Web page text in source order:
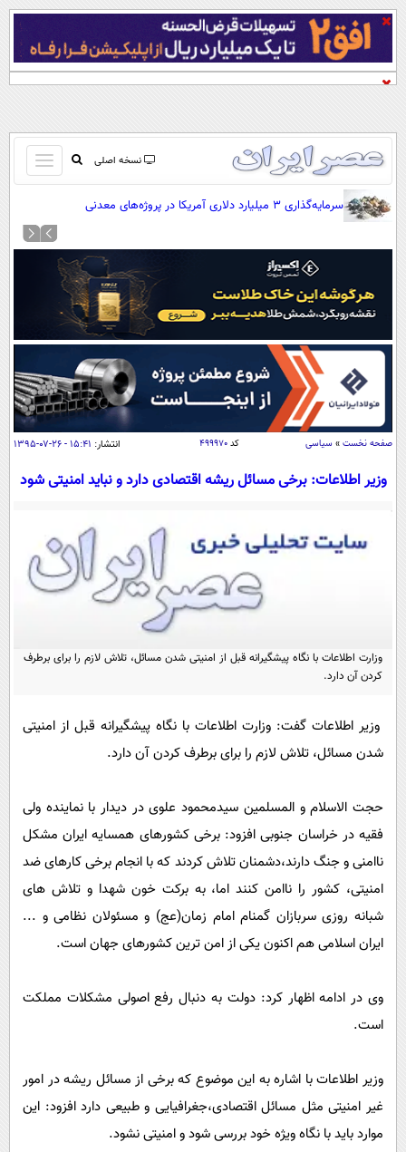
نسخه اصلی
باز
و
کردن
صفحه اول
آرشیو
نظرسنجی
آب و هوا
اوقات شرعی
سواد زندگی
اقتصاد
اقتصادی
جامعه
حوادث
یک برش دانایی
بین الملل
علم و دانش
علمی
گوناگون
باشگاه مغز
مجله تصویری سلاح
اقتصاد
ورزش
فناوری
گوناگون
حوادث
محیط زیست
اجتماعی
عصر ایران 2
خواندنی ها و دیدنی ها
آشپزی
دانلود
آموزش زبان
سرمایه‌گذاری ۳ میلیارد دلاری آمریکا در پروژه‌های معدنی
صفحه نخست » سیاسی کد۴۹۹۹۷۰ انتشار: ۱۵:۴۱ - ۲۶-۰۷-۱۳۹۵
وزیر اطلاعات: برخی مسائل ریشه اقتصادی دارد و نباید امنیتی شود
وزارت اطلاعات با نگاه پیشگیرانه قبل از امنیتی شدن مسائل، تلاش لازم را برای برطرف
کردن آن دارد.
وزیر اطلاعات گفت: وزارت اطلاعات با نگاه پیشگیرانه قبل از امنیتی
شدن مسائل، تلاش لازم را برای برطرف کردن آن دارد.
حجت الاسلام و المسلمین سیدمحمود علوی در دیدار با نماینده ولی
فقیه در خراسان جنوبی افزود: برخی کشورهای همسایه ایران مشکل
ناامنی و جنگ دارند،دشمنان تلاش کردند که با انجام برخی کارهای ضد
امنیتی، کشور را ناامن کنند اما، به برکت خون شهدا و تلاش های
شبانه روزی سربازان گمنام امام زمان(عج) و مسئولان نظامی و ...
ایران اسلامی هم اکنون یکی از امن ترین کشورهای جهان است.
وی در ادامه اظهار کرد: دولت به دنبال رفع اصولی مشکلات مملکت
است.
وزیر اطلاعات با اشاره به این موضوع که برخی از مسائل ریشه در امور
غیر امنیتی مثل مسائل اقتصادی،جغرافیایی و طبیعی دارد افزود: این
موارد باید با نگاه ویژه خود بررسی شود و امنیتی نشود.